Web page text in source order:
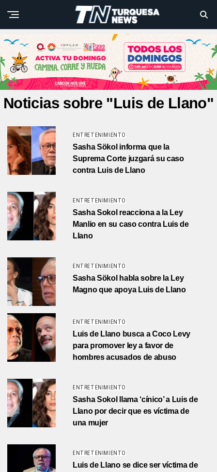
Noticias sobre "Luis de Llano"
ENTRETENIMIENTO
Sasha Sökol informa que la
Suprema Corte juzgará su caso
contra Luis de Llano
ENTRETENIMIENTO
Sasha Sokol reacciona a la Ley
Manlio en su caso contra Luis de
Llano
ENTRETENIMIENTO
Sasha Sökol habla sobre la Ley
Magno que apoya Luis de Llano
ENTRETENIMIENTO
Luis de Llano busca a Coco Levy
para promover ley a favor de
hombres acusados de abuso
ENTRETENIMIENTO
Sasha Sokol llama ‘cínico’ a Luis de
Llano por decir que es víctima de
una mujer
ENTRETENIMIENTO
Luis de Llano se dice ser víctima de